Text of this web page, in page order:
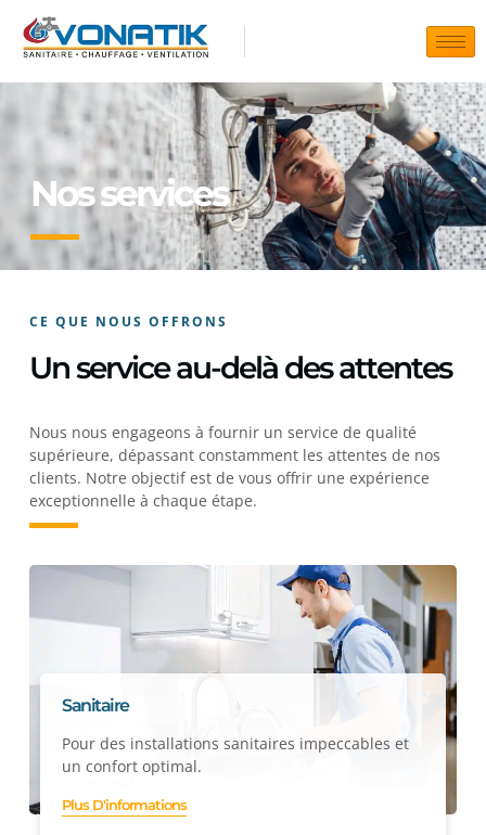
Nos services
CE QUE NOUS OFFRONS
Un service au-delà des attentes
Nous nous engageons à fournir un service de qualité
supérieure, dépassant constamment les attentes de nos
clients. Notre objectif est de vous offrir une expérience
exceptionnelle à chaque étape.
Sanitaire
Pour des installations sanitaires impeccables et
un confort optimal.
Plus D'informations